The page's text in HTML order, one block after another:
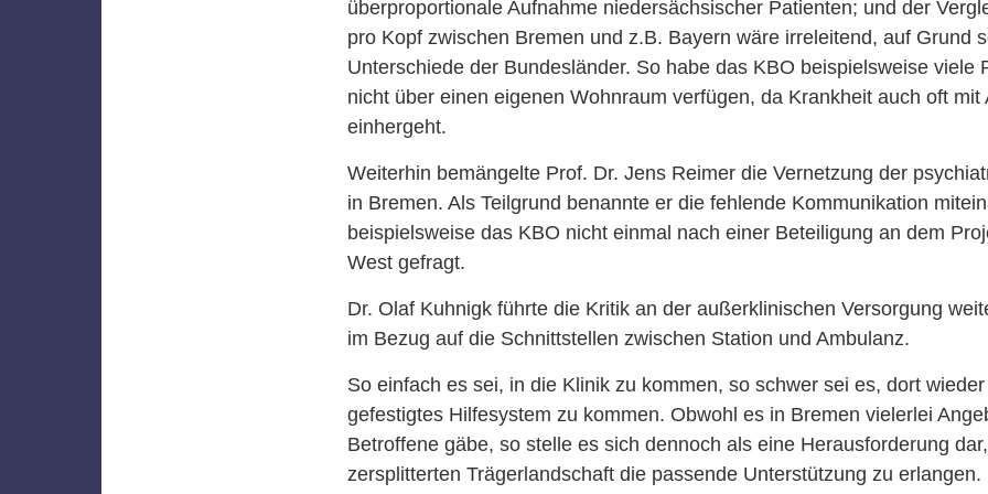
überproportionale Aufnahme niedersächsischer Patienten; und der
pro Kopf zwischen Bremen und z.B. Bayern wäre irreleitend, auf Grund
Unterschiede der Bundesländer. So habe das KBO beispielsweise viele
nicht über einen eigenen Wohnraum verfügen, da Krankheit auch oft mit
einhergeht.
Weiterhin bemängelte Prof. Dr. Jens Reimer die Vernetzung der
in Bremen. Als Teilgrund benannte er die fehlende Kommunikation
beispielsweise das KBO nicht einmal nach einer Beteiligung an dem
West gefragt.
Dr. Olaf Kuhnigk führte die Kritik an der außerklinischen Versorgung
im Bezug auf die Schnittstellen zwischen Station und Ambulanz.
So einfach es sei, in die Klinik zu kommen, so schwer sei es, dort
gefestigtes Hilfesystem zu kommen. Obwohl es in Bremen vielerlei
Betroffene gäbe, so stelle es sich dennoch als eine Herausforderung
zersplitterten Trägerlandschaft die passende Unterstützung zu erlangen.